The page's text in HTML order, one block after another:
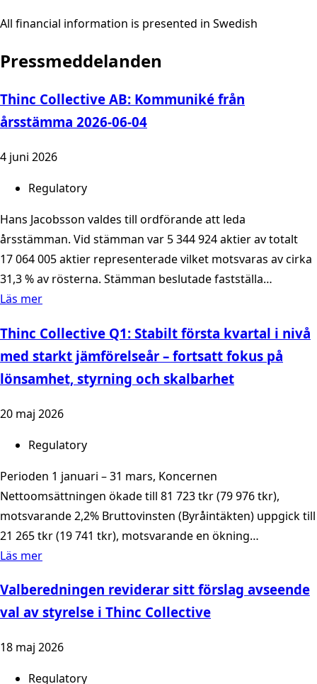
All financial information is presented in Swedish
Pressmeddelanden
Thinc Collective AB: Kommuniké från
årsstämma 2026-06-04
4 juni 2026
Regulatory
Hans Jacobsson valdes till ordförande att leda
årsstämman. Vid stämman var 5 344 924 aktier av totalt
17 064 005 aktier representerade vilket motsvaras av cirka
31,3 % av rösterna. Stämman beslutade fastställa…
Läs mer
Thinc Collective Q1: Stabilt första kvartal i nivå
med starkt jämförelseår – fortsatt fokus på
lönsamhet, styrning och skalbarhet
20 maj 2026
Regulatory
Perioden 1 januari – 31 mars, Koncernen
Nettoomsättningen ökade till 81 723 tkr (79 976 tkr),
motsvarande 2,2% Bruttovinsten (Byråintäkten) uppgick till
21 265 tkr (19 741 tkr), motsvarande en ökning…
Läs mer
Valberedningen reviderar sitt förslag avseende
val av styrelse i Thinc Collective
18 maj 2026
Regulatory